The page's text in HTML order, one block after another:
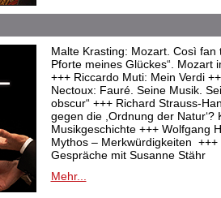
Malte Krasting: Mozart. Così fan
Pforte meines Glückes“. Mozart
+++ Riccardo Muti: Mein Verdi
Nectoux: Fauré. Seine Musik.
obscur“ +++ Richard Strauss-
gegen die ,Ordnung der
Musikgeschichte +++ Wolfgang
Mythos – Merkwürdigkeiten
Gespräche mit Susanne Stähr
Mehr...